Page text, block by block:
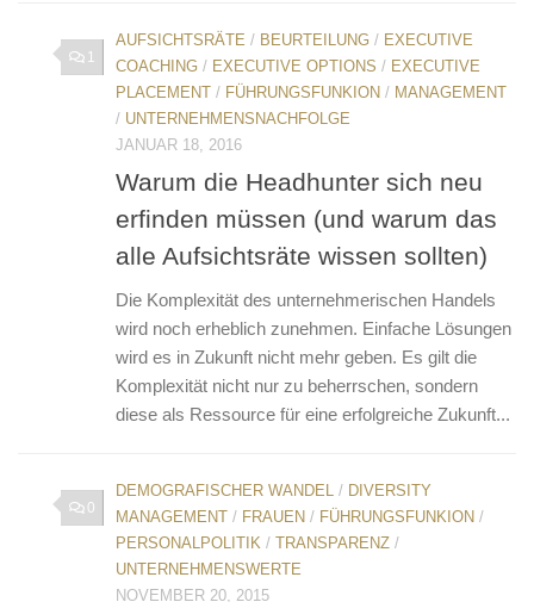
1
AUFSICHTSRÄTE / BEURTEILUNG / EXECUTIVE
COACHING / EXECUTIVE OPTIONS / EXECUTIVE
PLACEMENT / FÜHRUNGSFUNKION / MANAGEMENT
/ UNTERNEHMENSNACHFOLGE
JANUAR 18, 2016
Warum die Headhunter sich neu
erfinden müssen (und warum das
alle Aufsichtsräte wissen sollten)
Die Komplexität des unternehmerischen Handels
wird noch erheblich zunehmen. Einfache Lösungen
wird es in Zukunft nicht mehr geben. Es gilt die
Komplexität nicht nur zu beherrschen, sondern
diese als Ressource für eine erfolgreiche Zukunft...
0
DEMOGRAFISCHER WANDEL / DIVERSITY
MANAGEMENT / FRAUEN / FÜHRUNGSFUNKION /
PERSONALPOLITIK / TRANSPARENZ /
UNTERNEHMENSWERTE
NOVEMBER 20, 2015